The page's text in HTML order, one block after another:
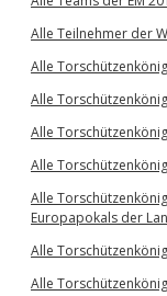
Alle Teilnehmer der
Alle
Alle
Alle
Alle
Alle
Europapokals der
Alle
Alle